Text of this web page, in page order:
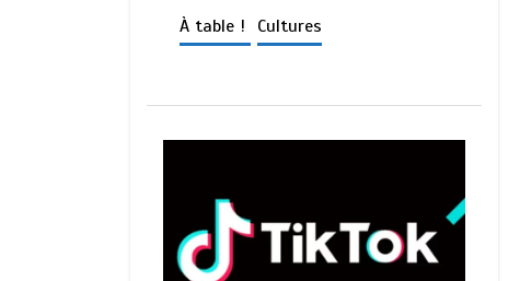
À table ! Cultures